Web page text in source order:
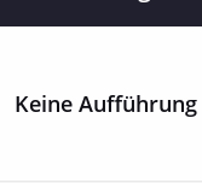
Keine Aufführung